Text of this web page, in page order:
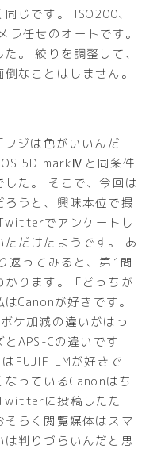
じです。 ISO200、
任せのオートです。
。 絞りを調整して、
なことはしません。
ジは色がいいんだ
5D markⅣと同条件
た。 そこで、今回は
うと、興味本位で撮
でアンケートし
だけたようです。 あ
返ってみると、第1問
ります。「どっちが
Canonが好きです。
ケ加減の違いがはっ
APS-Cの違いです
FUJIFILMが好きで
っているCanonはち
に投稿したた
らく閲覧媒体はスマ
判りづらいんだと思